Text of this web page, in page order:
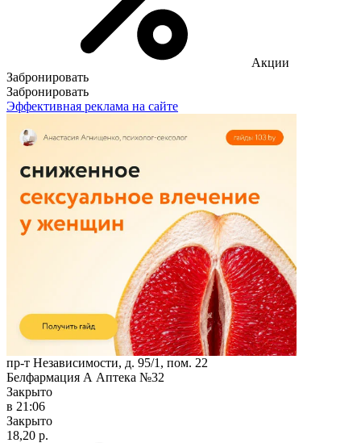
Акции
Забронировать
Забронировать
Эффективная реклама на сайте
пр-т Независимости, д. 95/1, пом. 22
Белфармация А Аптека №32
Закрыто
в 21:06
Закрыто
18,20 р.